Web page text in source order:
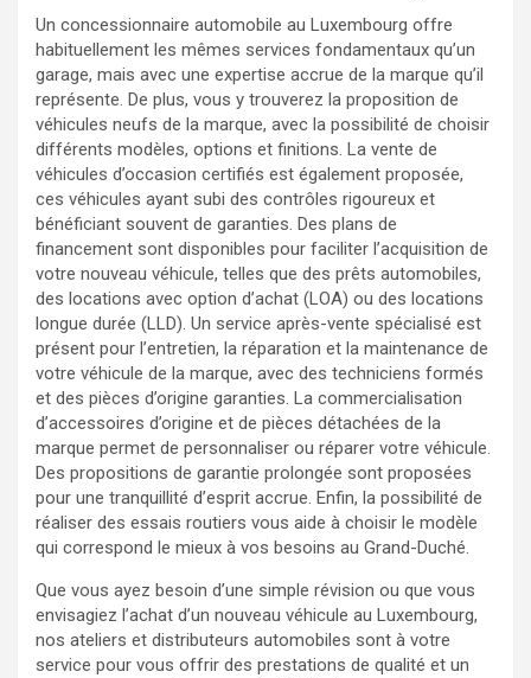
Un concessionnaire automobile au Luxembourg offre
habituellement les mêmes services fondamentaux qu’un
garage, mais avec une expertise accrue de la marque qu’il
représente. De plus, vous y trouverez la proposition de
véhicules neufs de la marque, avec la possibilité de choisir
différents modèles, options et finitions. La vente de
véhicules d’occasion certifiés est également proposée,
ces véhicules ayant subi des contrôles rigoureux et
bénéficiant souvent de garanties. Des plans de
financement sont disponibles pour faciliter l’acquisition de
votre nouveau véhicule, telles que des prêts automobiles,
des locations avec option d’achat (LOA) ou des locations
longue durée (LLD). Un service après-vente spécialisé est
présent pour l’entretien, la réparation et la maintenance de
votre véhicule de la marque, avec des techniciens formés
et des pièces d’origine garanties. La commercialisation
d’accessoires d’origine et de pièces détachées de la
marque permet de personnaliser ou réparer votre véhicule.
Des propositions de garantie prolongée sont proposées
pour une tranquillité d’esprit accrue. Enfin, la possibilité de
réaliser des essais routiers vous aide à choisir le modèle
qui correspond le mieux à vos besoins au Grand-Duché.
Que vous ayez besoin d’une simple révision ou que vous
envisagiez l’achat d’un nouveau véhicule au Luxembourg,
nos ateliers et distributeurs automobiles sont à votre
service pour vous offrir des prestations de qualité et un